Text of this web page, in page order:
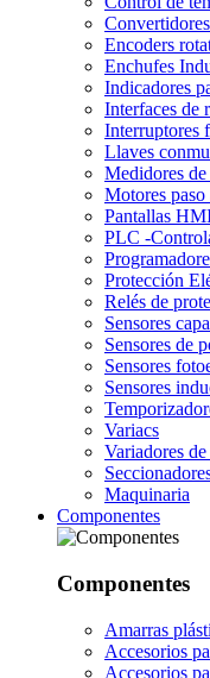
Encoders
Enchufes
Indicadores
Interfaces de
Interruptores
Llaves
Medidores
Motores paso
Pantallas
PLC -
Protección
Relés de
Sensores
Sensores de
Sensores
Sensores
Variacs
Variadores
Maquinaria
Componentes
Componentes
Amarras
Accesorios
Accesorios